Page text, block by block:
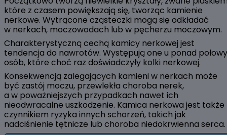
które z czasem powiększają się, tworząc kamienie
nerkowe. Wytrącone cząsteczki mogą się odkładać
w nerkach, moczowodach lub w pęcherzu moczowym.
Charakterystyczną cechą kamicy nerkowej jest
tendencja do nawrotów. Występują one u ponad połowy
osób, które choć raz doświadczyły kolki nerkowej.
Konsekwencją zalegających kamieni w nerkach może
być zastój moczu, przewlekła choroba nerek,
a w poważniejszych przypadkach nawet ich
nieodwracalne uszkodzenie. Kamica nerkowa jest także
czynnikiem ryzyka innych schorzeń, takich jak
nadciśnienie tętnicze lub choroba niedokrwienna serca.